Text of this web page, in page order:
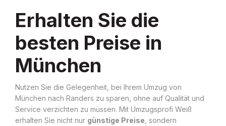
Erhalten Sie die
besten Preise in
München
Nutzen Sie die Gelegenheit, bei Ihrem Umzug von
München nach Randers zu sparen, ohne auf Qualität und
Service verzichten zu müssen. Mit Umzugsprofi Weiß
erhalten Sie nicht nur günstige Preise , sondern